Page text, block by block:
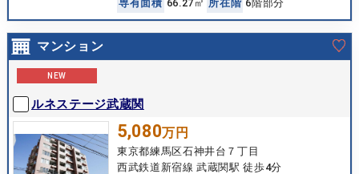
専有 面積 66.27㎡ 所在 階 6階部分
マンション
NEW
ルネステージ武蔵関
5,080万円
東京都練馬区石神井台７丁目
西武鉄道新宿線 武蔵関駅 徒歩4分